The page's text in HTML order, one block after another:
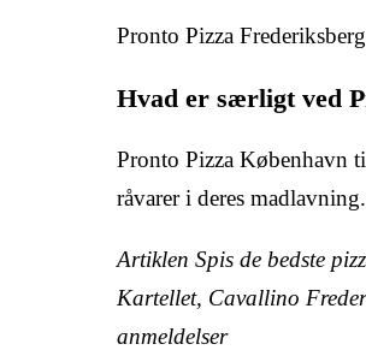
Pronto Pizza
Hvad er særligt ved
Pronto Pizza København
råvarer i deres madlavning.
Artiklen Spis de bedste
Kartellet, Cavallino
anmeldelser